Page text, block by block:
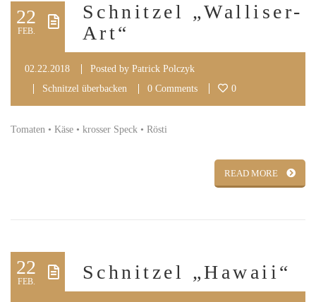
22
FEB.
Schnitzel „Walliser-
Art“
02.22.2018 Posted by Patrick Polczyk
Schnitzel überbacken
0 Comments 0
Tomaten • Käse • krosser Speck • Rösti
READ MORE
22
FEB. Schnitzel „Hawaii“